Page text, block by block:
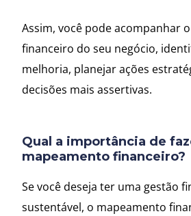
Assim, você pode acompanhar
financeiro do seu negócio,
melhoria, planejar ações
decisões mais assertivas.
Qual a importância de
mapeamento financeiro?
Se você deseja ter uma gestão
sustentável, o mapeamento